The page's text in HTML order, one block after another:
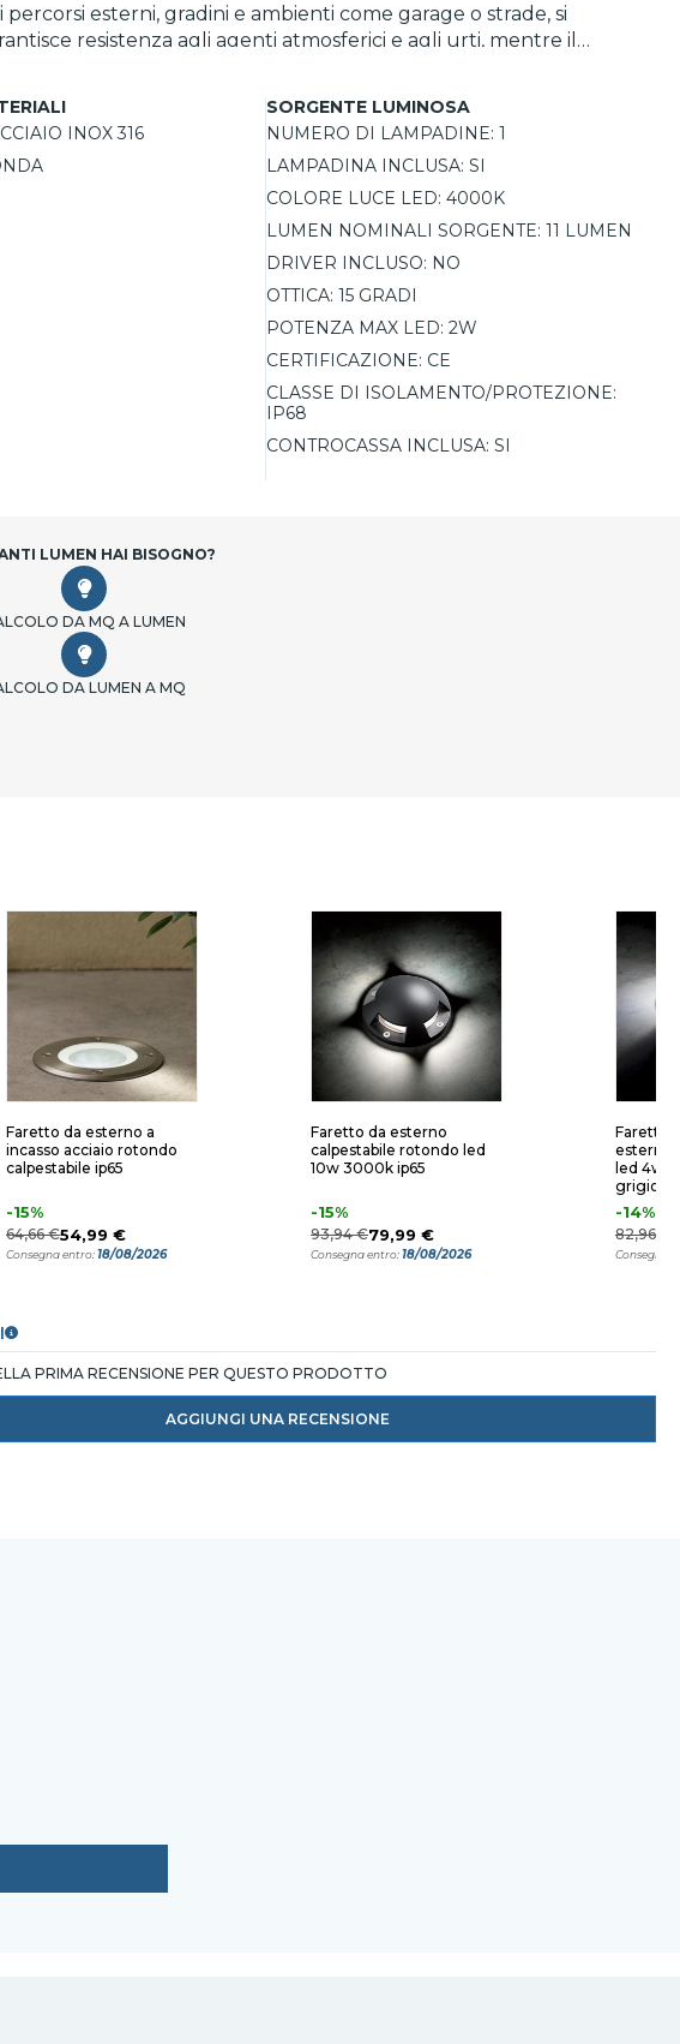
esterni, gradini e ambienti come garage o strade, si
resistenza agli agenti atmosferici e agli urti, mentre il
Grazie al grado di protezione IP68, questo faretto è
esposti alle intemperie. La sorgente luminosa LED
illuminare percorsi esterni o mettere in risalto determinati angoli
o nelle pareti, mentre la controcassa inclusa semplifica
acquistato separatamente, consentendo di personalizzare la
INOX 316
SORGENTE LUMINOSA
NUMERO DI LAMPADINE: 1
LAMPADINA INCLUSA: SI
COLORE LUCE LED: 4000K
LUMEN NOMINALI SORGENTE: 11 LUMEN
DRIVER INCLUSO: NO
OTTICA: 15 GRADI
POTENZA MAX LED: 2W
CERTIFICAZIONE: CE
CLASSE DI ISOLAMENTO/PROTEZIONE:
IP68
CONTROCASSA INCLUSA: SI
LUMEN HAI BISOGNO?
DA MQ A LUMEN
DA LUMEN A MQ
Faretto da esterno a
incasso acciaio rotondo
calpestabile ip65
-15%
64,66 €54,99 €
Consegna entro:18/08/2026
Faretto da esterno
calpestabile rotondo led
10w 3000k ip65
-15%
93,94 €79,99 €
Consegna entro:18/08/2026
Faretto
esterno
led 4w
grigio
-14%
82,96 €
Consegna
PRIMA RECENSIONE PER QUESTO PRODOTTO
AGGIUNGI UNA RECENSIONE